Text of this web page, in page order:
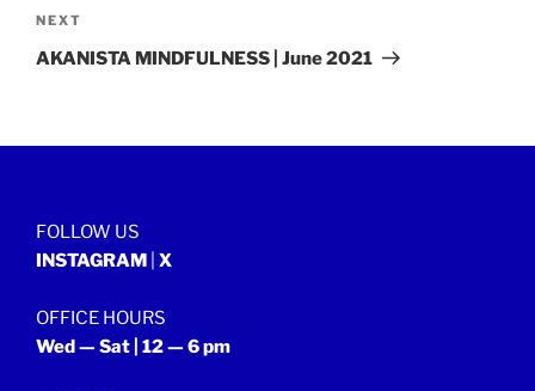
Next
Post
NEXT
AKANISTA MINDFULNESS | June 2021
FOLLOW US
INSTAGRAM X
OFFICE HOURS
Wed — Sat | 12 — 6 pm